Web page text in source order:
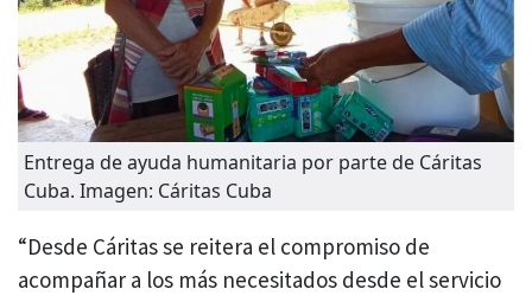
Entrega de ayuda humanitaria por parte de Cáritas
Cuba. Imagen: Cáritas Cuba
“Desde Cáritas se reitera el compromiso de
acompañar a los más necesitados desde el servicio